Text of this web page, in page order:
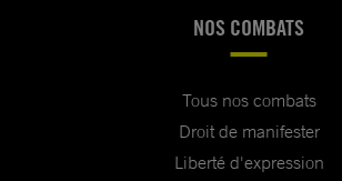
NOS COMBATS
Tous nos combats
Droit de manifester
Liberté d'expression